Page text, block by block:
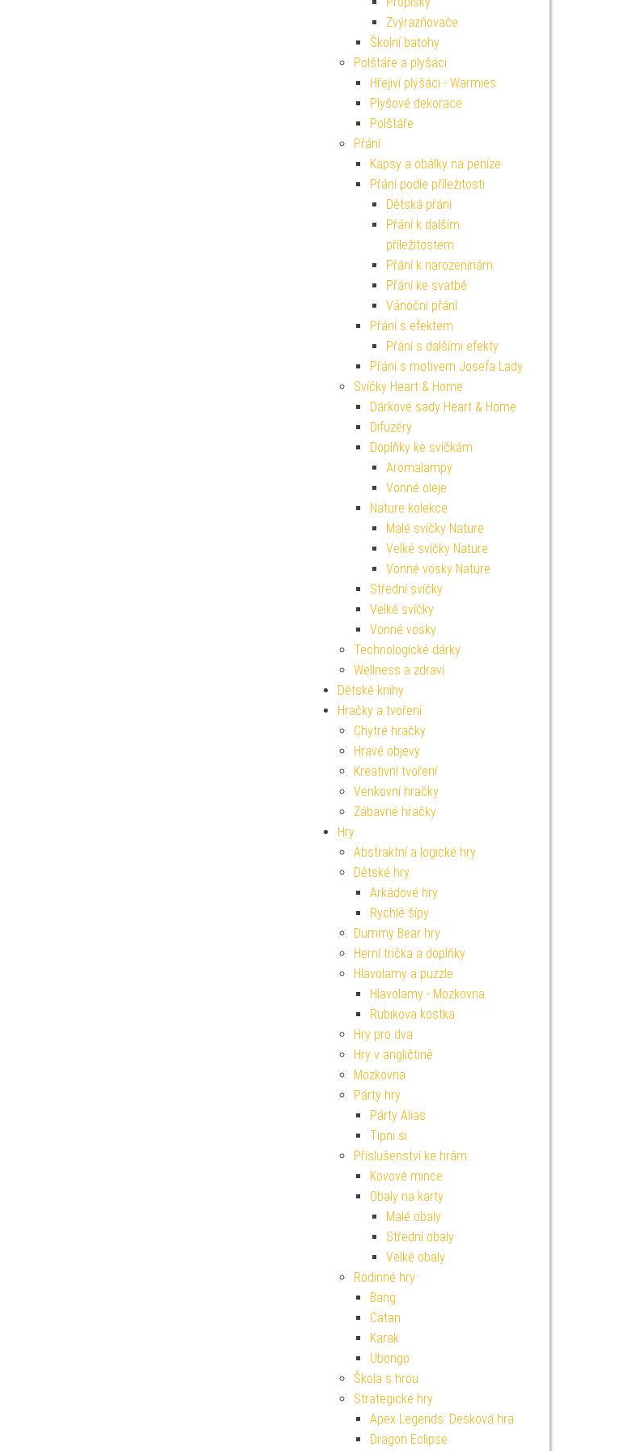
Zvýrazňovače
Školní batohy
Polštáře a plyšáci
Hřejiví plyšáci - Warmies
Plyšové dekorace
Polštáře
Přání
Kapsy a obálky na peníze
Přání podle příležitosti
Dětská přání
Přání k dalším
příležitostem
Přání k narozeninám
Přání ke svatbě
Vánoční přání
Přání s efektem
Přání s dalšími efekty
Přání s motivem Josefa Lady
Svíčky Heart & Home
Dárkové sady Heart & Home
Difuzéry
Doplňky ke svíčkám
Aromalampy
Vonné oleje
Nature kolekce
Malé svíčky Nature
Velké svíčky Nature
Vonné vosky Nature
Střední svíčky
Velké svíčky
Vonné vosky
Technologické dárky
Wellness a zdraví
Dětské knihy
Hračky a tvoření
Chytré hračky
Hravé objevy
Kreativní tvoření
Venkovní hračky
Zábavné hračky
Hry
Abstraktní a logické hry
Dětské hry
Arkádové hry
Rychlé šípy
Dummy Bear hry
Herní trička a doplňky
Hlavolamy a puzzle
Hlavolamy - Mozkovna
Rubikova kostka
Hry pro dva
Hry v angličtině
Mozkovna
Párty hry
Párty Alias
Tipni si
Příslušenství ke hrám
Kovové mince
Obaly na karty
Malé obaly
Střední obaly
Velké obaly
Rodinné hry
Bang
Catan
Karak
Ubongo
Škola s hrou
Strategické hry
Apex Legends: Desková hra
Dragon Eclipse